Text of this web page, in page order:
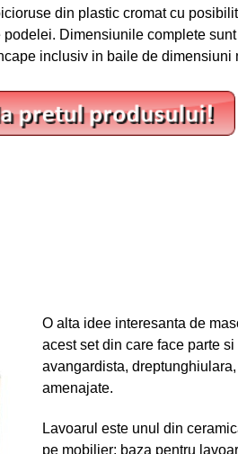
din plastic cromat cu
Dimensiunile complete
inclusiv in baile de dimensiuni
O alta idee interesanta de
acest set din care face parte
avangardista,
amenajate.
Lavoarul este unul din
pe mobilier; baza pentru